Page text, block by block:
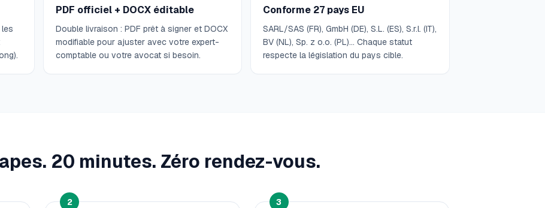
PDF officiel + DOCX éditable
Double livraison : PDF prêt à signer et DOCX
modifiable pour ajuster avec votre expert-
comptable ou votre avocat si besoin.
Conforme 27 pays EU
SARL/SAS (FR), GmbH (DE), S.L. (ES), S.r.l. (IT),
BV (NL), Sp. z o.o. (PL)… Chaque statut
respecte la législation du pays cible.
20 minutes. Zéro rendez-vous.
2 3